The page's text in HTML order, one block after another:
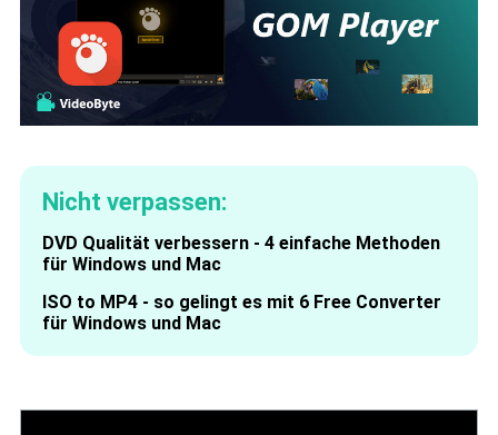
Nicht verpassen:
DVD Qualität verbessern - 4 einfache Methoden
für Windows und Mac
ISO to MP4 - so gelingt es mit 6 Free Converter
für Windows und Mac